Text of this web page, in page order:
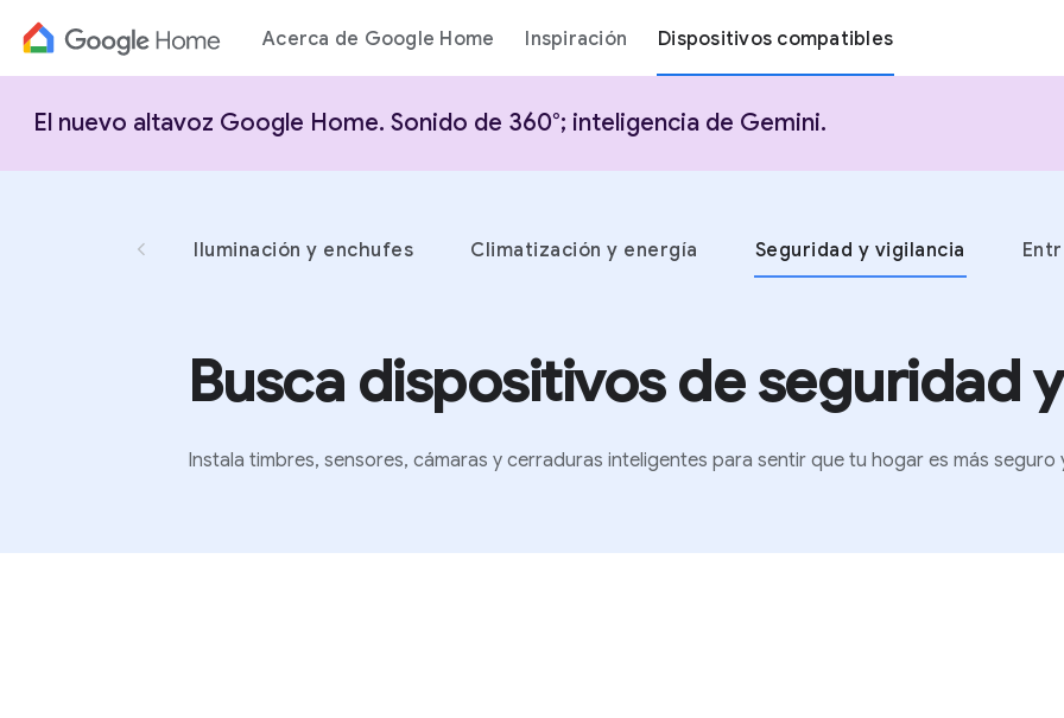
El nuevo altavoz Google Home. Sonido de 360°; inteligencia de Gemini.
Acerca de Google Home Inspiración Dispositivos compatibles
Iluminación y enchufes Climatización y energía Seguridad y vigilancia
Busca dispositivos de seguridad
Instala timbres, sensores, cámaras y cerraduras inteligentes para sentir que tu hogar es más